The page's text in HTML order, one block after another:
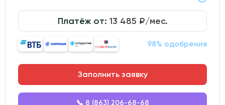
Платёж от: 13 485 ₽/мес.
98% одобрения
Заполнить заявку
📞 8 (863) 206-68-68